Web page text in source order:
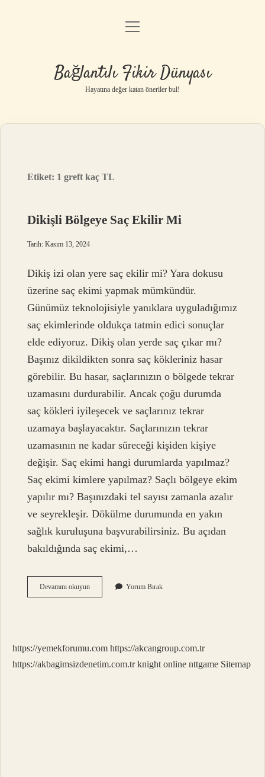
Anasayfa
Yasal Uyarı
menüyü
Bağlantılı Fikir Dünyası
Hayatına değer katan öneriler bul!
Etiket: 1 greft kaç TL
Dikişli Bölgeye Saç Ekilir Mi
Tarih: Kasım 13, 2024
Dikiş izi olan yere saç ekilir mi? Yara dokusu
üzerine saç ekimi yapmak mümkündür.
Günümüz teknolojisiyle yanıklara uyguladığımız
saç ekimlerinde oldukça tatmin edici sonuçlar
elde ediyoruz. Dikiş olan yerde saç çıkar mı?
Başınız dikildikten sonra saç kökleriniz hasar
görebilir. Bu hasar, saçlarınızın o bölgede tekrar
uzamasını durdurabilir. Ancak çoğu durumda
saç kökleri iyileşecek ve saçlarınız tekrar
uzamaya başlayacaktır. Saçlarınızın tekrar
uzamasının ne kadar süreceği kişiden kişiye
değişir. Saç ekimi hangi durumlarda yapılmaz?
Saç ekimi kimlere yapılmaz? Saçlı bölgeye ekim
yapılır mı? Başınızdaki tel sayısı zamanla azalır
ve seyrekleşir. Dökülme durumunda en yakın
sağlık kuruluşuna başvurabilirsiniz. Bu açıdan
bakıldığında saç ekimi,…
Devamını okuyunDikişli
Bölgeye
Yorum Bırak
https://yemekforumu.com https://akcangroup.com.tr
https://akbagimsizdenetim.com.tr knight online nttgame Sitemap